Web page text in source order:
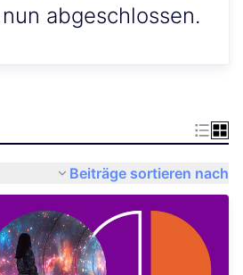
abgeschlossen.
Beiträge sortieren nach